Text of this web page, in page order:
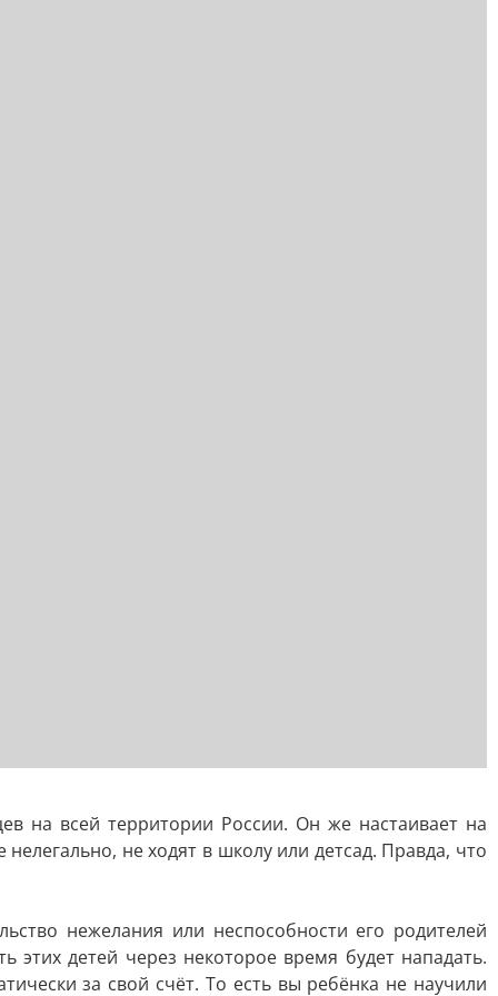
на всей территории России. Он же настаивает на
не ходят в школу или детсад. Правда, что
нежелания или неспособности его родителей
детей через некоторое время будет нападать.
за свой счёт. То есть вы ребёнка не научили